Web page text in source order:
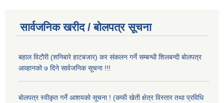
सार्वजनिक खरीद / बोलपत्र सूचना
बहाल विटौरी (शनिबारे हाटबजार) कर संकलन गर्ने सम्बन्धी शिलबन्दी बोलपत्र
आव्हानको ७ दिने सार्वजनिक सूचना !!!
बोलपत्र स्वीकृत गर्ने आशयको सूचना ! (कफी खेती क्षेत्र विस्तार तथा प्रविधि